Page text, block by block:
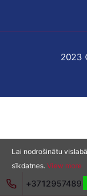
+37129574898
2023
Lai nodrošinātu
sīkdatnes. View more